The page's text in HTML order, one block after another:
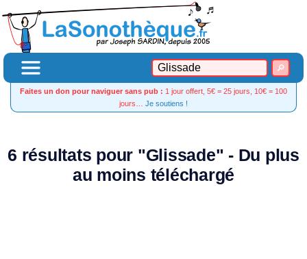
Faites un don pour naviguer sans pub : 1 jour offert, 5€ = 25 jours, 10€ = 100
jours… Je soutiens !
6 résultats pour "Glissade" - Du plus
au moins téléchargé